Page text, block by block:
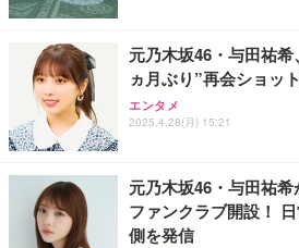
元乃木坂46・与田祐
ヵ月ぶり”再会ショッ
エンタメ
2025.4.28(月) 15:21
元乃木坂46・与田祐
ファンクラブ開設！
側を発信